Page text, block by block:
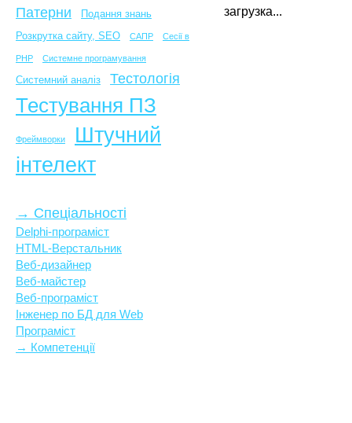
Патерни
Подання знань
Розкрутка сайту, SEO
САПР Сесії в
PHP Системне програмування
Системний аналіз Тестологія
Тестування ПЗ
Фреймворки
Штучний
інтелект
→ Спеціальності
Delphi-програміст
HTML-Верстальник
Веб-дизайнер
Веб-майстер
Веб-програміст
Інженер по БД для Web
Програміст
→ Компетенції
загрузка...